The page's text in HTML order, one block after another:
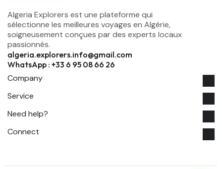
Algeria Explorers est une plateforme qui
sélectionne les meilleures voyages en Algérie,
soigneusement conçues par des experts locaux
passionnés.
algeria.explorers.info@gmail.com
WhatsApp : +33 6 95 08 66 26
Company
Service
Need help?
Connect